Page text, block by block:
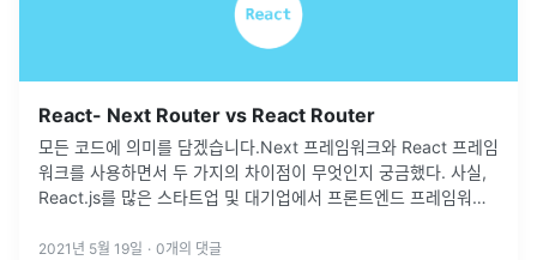
React- Next Router vs React Router
모든 코드에 의미를 담겠습니다.Next 프레임워크와 React 프레임
워크를 사용하면서 두 가지의 차이점이 무엇인지 궁금했다. 사실,
React.js를 많은 스타트업 및 대기업에서 프론트엔드 프레임워크
2021년 5월 19일 · 0개의 댓글